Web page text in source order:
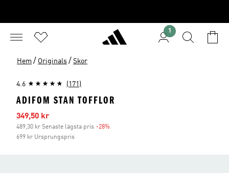
1
Hem / Originals / Skor
4.6 (171)
ADIFOM STAN TOFFLOR
Reapris
349,50 kr
489,30 kr Senaste lägsta pris -28%
699 kr Ursprungspris